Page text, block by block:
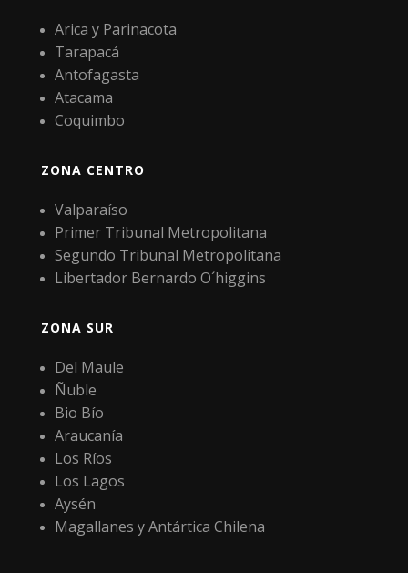
Arica y Parinacota
Tarapacá
Antofagasta
Atacama
Coquimbo
ZONA CENTRO
Valparaíso
Primer Tribunal Metropolitana
Segundo Tribunal Metropolitana
Libertador Bernardo O´higgins
ZONA SUR
Del Maule
Ñuble
Bio Bío
Araucanía
Los Ríos
Los Lagos
Aysén
Magallanes y Antártica Chilena